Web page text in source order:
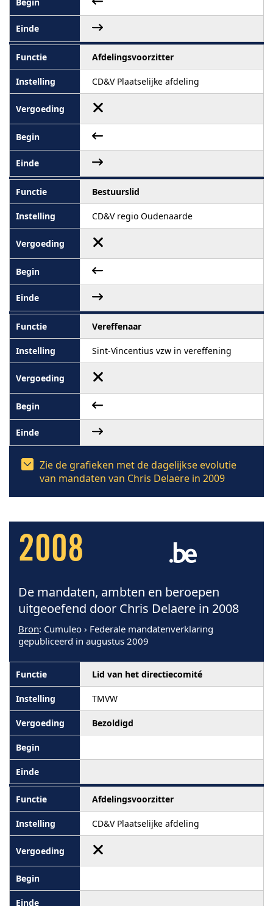
Afdelingsvoorzitter
CD&V Plaatselijke afdeling
Bestuurslid
CD&V regio Oudenaarde
Vereffenaar
Sint-Vincentius vzw in vereffening
Zie de grafieken met de dagelijkse evolutie
van mandaten van Chris Delaere in 2009
2008
De mandaten, ambten en beroepen
uitgeoefend door Chris Delaere in 2008
Bron: Cumuleo › Federale mandatenverklaring
gepubliceerd in augustus 2009
Lid van het directiecomité
TMVW
Bezoldigd
Afdelingsvoorzitter
CD&V Plaatselijke afdeling